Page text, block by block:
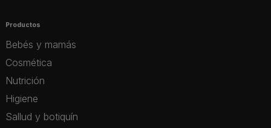
Productos
Bebés y mamás
Cosmética
Nutrición
Higiene
Sallud y botiquín